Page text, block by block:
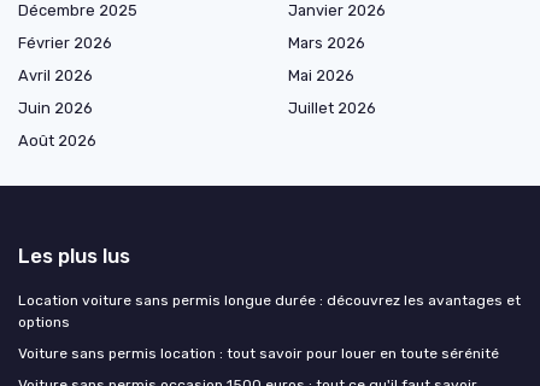
Décembre 2025
Janvier 2026
Février 2026
Mars 2026
Avril 2026
Mai 2026
Juin 2026
Juillet 2026
Août 2026
Les plus lus
Location voiture sans permis longue durée : découvrez les avantages et
options
Voiture sans permis location : tout savoir pour louer en toute sérénité